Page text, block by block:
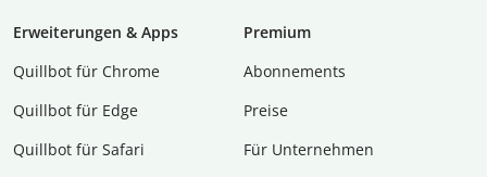
Erweiterungen & Apps
Quillbot für Chrome
Quillbot für Edge
Quillbot für Safari
Premium
Abon­ne­ments
Preise
Für Unternehmen